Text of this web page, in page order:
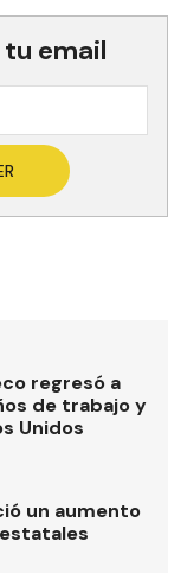
tu email
regresó a
de trabajo y
Unidos
un aumento